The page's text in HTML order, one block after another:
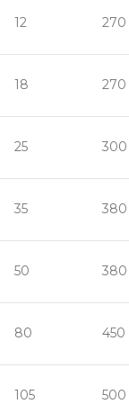
12 270
18 270
25 300
35 380
50 380
80 450
105 500